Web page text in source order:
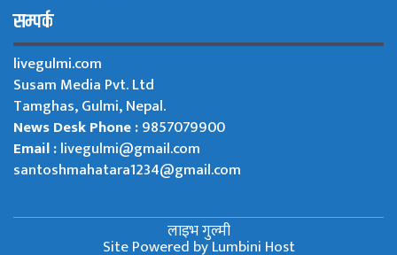
सम्पर्क
livegulmi.com
Susam Media Pvt. Ltd
Tamghas, Gulmi, Nepal.
News Desk Phone :9857079900
Email :livegulmi@gmail.com
santoshmahatara1234@gmail.com
लाइभ गुल्मी
Site Powered byLumbini Host